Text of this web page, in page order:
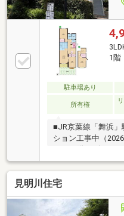
1階
駐車場あり
所有権
■JR京葉線「舞浜
ション工事中（
ペット飼育可（規
事中（2026年10月
（L型対面カウンタ
粧台交換〇トイレ
クロス貼り替え〇
見明川住宅